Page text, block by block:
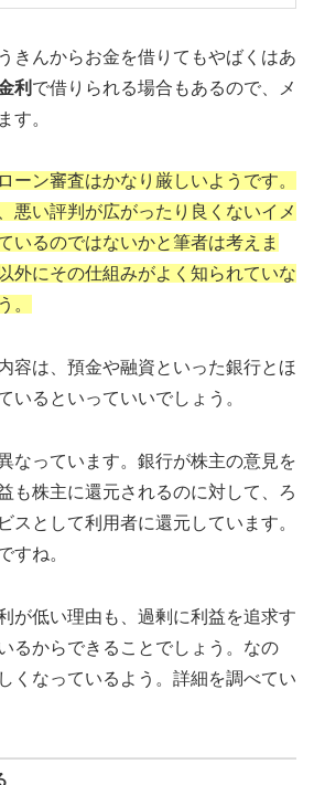
きんからお金を借りてもやばくはあ
利 で借りられる場合もあるので、メ
す。
ーン審査はかなり厳しいようです。
悪い評判が広がったり良くないイメ
いるのではないかと筆者は考えま
外にその仕組みがよく知られていな
。
容は、預金や融資といった銀行とほ
いるといっていいでしょう。
なっています。銀行が株主の意見を
も株主に還元されるのに対して、ろ
スとして利用者に還元しています。
すね。
が低い理由も、過剰に利益を追求す
るからできることでしょう。なの
くなっているよう。詳細を調べてい